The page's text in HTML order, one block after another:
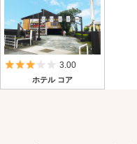
5つ星のうち3
3.00
ホテル コア